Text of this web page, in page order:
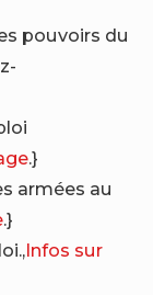
pouvoirs du
.}
armées au
.}
Infos sur